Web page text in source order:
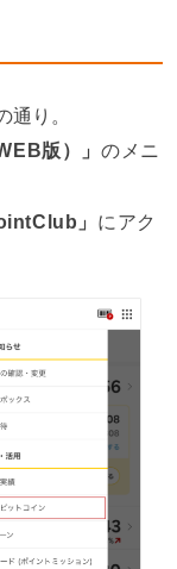
通り。
版）」 のメニ
」 にアク